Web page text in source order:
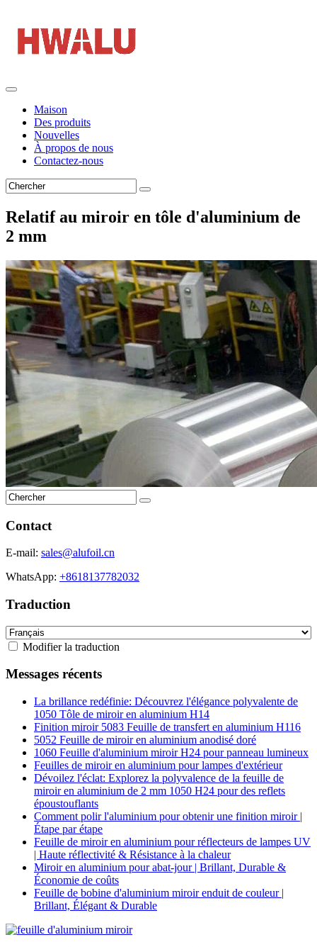
Maison
Des produits
Nouvelles
À propos de nous
Contactez-nous
Relatif au miroir en tôle d'aluminium de
2 mm
Contact
E-mail: sales@alufoil.cn
WhatsApp: +8618137782032
Traduction
Modifier la traduction
Messages récents
La brillance redéfinie: Découvrez l'élégance polyvalente de
1050 Tôle de miroir en aluminium H14
Finition miroir 5083 Feuille de transfert en aluminium H116
5052 Feuille de miroir en aluminium anodisé doré
1060 Feuille d'aluminium miroir H24 pour panneau lumineux
Feuilles de miroir en aluminium pour lampes d'extérieur
Dévoilez l'éclat: Explorez la polyvalence de la feuille de
miroir en aluminium de 2 mm 1050 H24 pour des reflets
époustouflants
Comment polir l'aluminium pour obtenir une finition miroir |
Étape par étape
Feuille de miroir en aluminium pour réflecteurs de lampes UV
| Haute réflectivité & Résistance à la chaleur
Miroir en aluminium pour abat-jour | Brillant, Durable &
Économie de coûts
Feuille de bobine d'aluminium miroir enduit de couleur |
Brillant, Élégant & Durable